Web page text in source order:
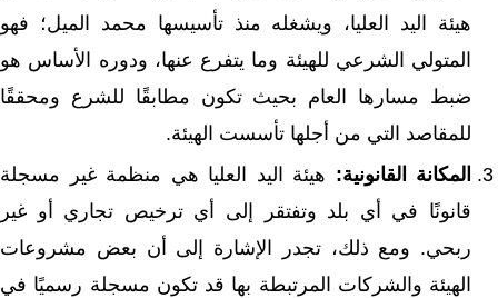
هيئة اليد العليا، ويشغله منذ تأسيسها محمد الميل؛ فهو
المتولي الشرعي للهيئة وما يتفرع عنها، ودوره الأساس هو
ضبط مسارها العام بحيث تكون مطابقًا للشرع ومحققًا
للمقاصد التي من أجلها تأسست الهيئة.
المكانة القانونية: هيئة اليد العليا هي منظمة غير مسجلة
قانونًا في أي بلد وتفتقر إلى أي ترخيص تجاري أو غير
ربحي. ومع ذلك، تجدر الإشارة إلى أن بعض مشروعات
الهيئة والشركات المرتبطة بها قد تكون مسجلة رسميًا في